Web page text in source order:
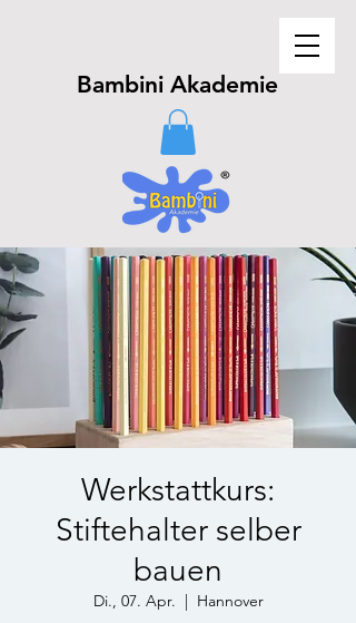
Bambini Akademie
Werkstattkurs:
Stiftehalter selber
bauen
Di., 07. Apr.
  |
Hannover